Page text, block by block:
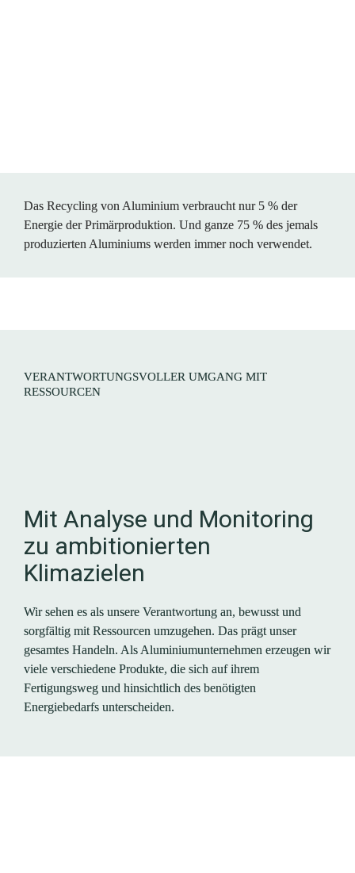
Das Recycling von Aluminium verbraucht nur 5 % der
Energie der Primärproduktion. Und ganze 75 % des jemals
produzierten Aluminiums werden immer noch verwendet.
VERANTWORTUNGSVOLLER UMGANG MIT
RESSOURCEN
Mit Analyse und Monitoring
zu ambitionierten
Klimazielen
Wir sehen es als unsere Verantwortung an, bewusst und
sorgfältig mit Ressourcen umzugehen. Das prägt unser
gesamtes Handeln. Als Aluminium­unternehmen erzeugen wir
viele verschiedene Produkte, die sich auf ihrem
Fertigungsweg und hinsichtlich des benötigten
Energiebedarfs unter­scheiden.